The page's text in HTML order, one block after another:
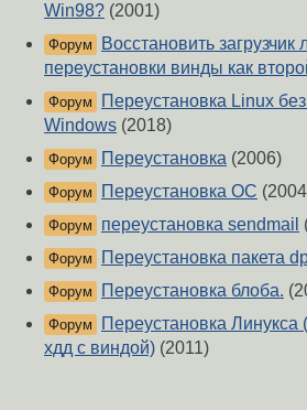
Win98? (2001)
Форум
Восстановить загрузчик
переустановки винды как
Форум
Переустановка Linux
Windows (2018)
Форум Переустановка (2006)
Форум Переустановка ОС
Форум переустановка sendmail
Форум Переустановка пакета
Форум Переустановка блоба.
Форум
Переустановка
хдд с виндой) (2011)